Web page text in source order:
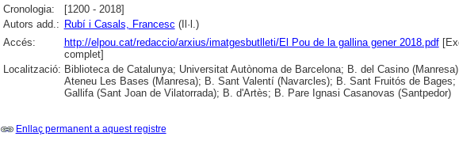
Cronologia:
[1200 - 2018]
Autors add.: Rubí i Casals, Francesc (Il·l.)
Accés:
http://elpou.cat/redaccio/arxius/imatgesbutlleti/El Pou de la gallina gener 2018.pdf
complet]
Localització: Biblioteca de Catalunya; Universitat Autònoma de Barcelona; B. del Casino
Ateneu Les Bases (Manresa); B. Sant Valentí (Navarcles); B. Sant Fruitós de Bages;
Gallifa (Sant Joan de Vilatorrada); B. d'Artès; B. Pare Ignasi Casanovas (Santpedor)
Enllaç permanent a aquest registre